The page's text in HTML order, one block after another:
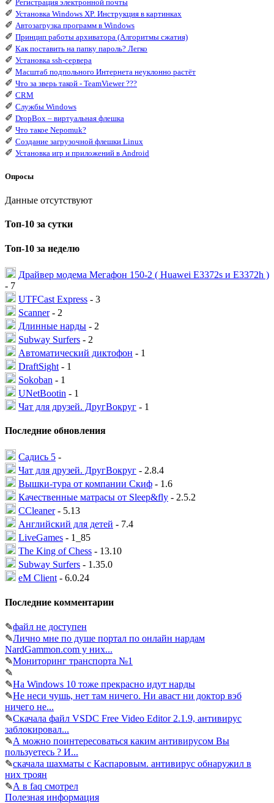
Регистрация электронной почты
✐ Установка Windows XP. Инструкция в картинках
✐ Автозагрузка программ в Windows
✐ Принцип работы архиватора (Алгоритмы сжатия)
✐ Как поставить на папку пароль? Легко
✐ Установка ssh-сервера
✐ Масштаб подпольного Интернета неуклонно растёт
✐ Что за зверь такой - TeamViewer ???
✐ CRM
✐ Службы Windows
✐ DropBox – виртуальная флешка
✐ Что такое Nepomuk?
✐ Создание загрузочной флешки Linux
✐ Установка игр и приложений в Android
Опросы
Данные отсутствуют
Топ-10 за сутки
Топ-10 за неделю
Драйвер модема Мегафон 150-2 ( Huawei E3372s и E3372h )
- 7
UTFCast Express - 3
Scanner- 2
Длинные нарды - 2
Subway Surfers - 2
Автоматический диктофон - 1
DraftSight - 1
Sokoban - 1
UNetBootin - 1
Чат для друзей. ДругВокруг - 1
Последние обновления
Садись 5 -
Чат для друзей. ДругВокруг - 2.8.4
Вышки-тура от компании Скиф - 1.6
Качественные матрасы от Sleep&fly - 2.5.2
CCleaner- 5.13
Английский для детей - 7.4
LiveGames - 1_85
The King of Chess - 13.10
Subway Surfers - 1.35.0
eM Client - 6.0.24
Последние комментарии
✎файл не доступен
✎Лично мне по душе портал по онлайн нардам
NardGammon.com у них...
✎Мониторинг транспорта №1
✎
✎На Windows 10 тоже прекрасно идут нарды
✎Не неси чушь, нет там ничего. Ни аваст ни доктор вэб
ничего не...
✎Скачала файл VSDC Free Video Editor 2.1.9, антивирус
заблокировал...
✎А можно поинтересоваться каким антивирусом Вы
пользуетесь ? И...
✎скачала шахматы с Каспаровым. антивирус обнаружил в
них троян
✎А в faq смотрел
Полезная информация